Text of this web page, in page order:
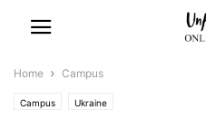
Home Campus
Campus Ukraine